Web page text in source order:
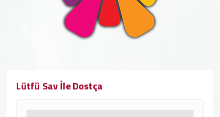
Lütfü Sav İle Dostça